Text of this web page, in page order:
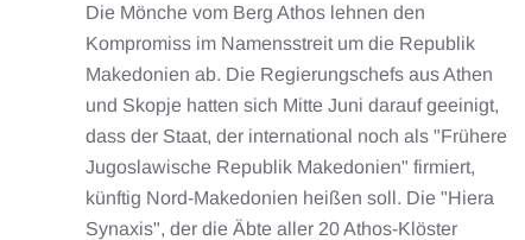
Die Mönche vom Berg Athos lehnen den
Kompromiss im Namensstreit um die Republik
Makedonien ab. Die Regierungschefs aus Athen
und Skopje hatten sich Mitte Juni darauf geeinigt,
dass der Staat, der international noch als "Frühere
Jugoslawische Republik Makedonien" firmiert,
künftig Nord-Makedonien heißen soll. Die "Hiera
Synaxis", der die Äbte aller 20 Athos-Klöster